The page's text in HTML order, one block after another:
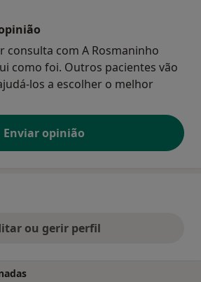
consulta com A Rosmaninho
como foi. Outros pacientes vão
los a escolher o melhor
Enviar opinião
ou gerir perfil